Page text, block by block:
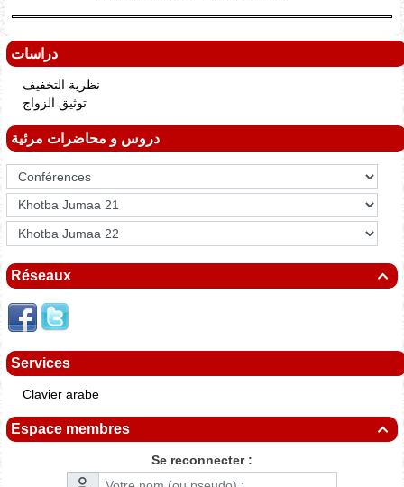
دراسات
نظرية التخفيف
توثيق الزواج
دروس و محاضرات مرئية

Réseaux
Services
Clavier arabe

Espace membres
Se reconnecter :